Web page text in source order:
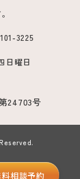
3225
日曜日
24703号
料相談予約